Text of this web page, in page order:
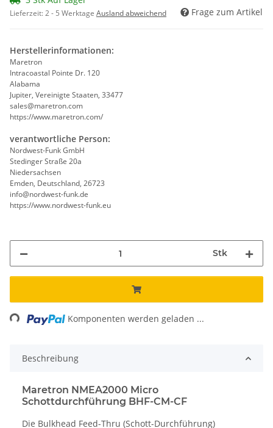
Lieferzeit:2 - 5 Werktage Ausland abweichend Frage zum Artikel
Herstellerinformationen:
Maretron
Intracoastal Pointe Dr. 120
Alabama
Jupiter, Vereinigte Staaten, 33477
sales@maretron.com
https://www.maretron.com/
verantwortliche Person:
Nordwest-Funk GmbH
Stedinger Straße 20a
Niedersachsen
Emden, Deutschland, 26723
info@nordwest-funk.de
https://www.nordwest-funk.eu
Stk
Komponenten werden geladen ...
Beschreibung
Maretron NMEA2000 Micro
Schottdurchführung BHF-CM-CF
Die Bulkhead Feed-Thru (Schott-Durchführung)